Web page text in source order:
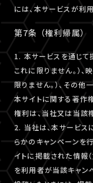
には、本サービスが利
第7条 （権利帰属）
1. 本サービスを通じて
これに限りません。）、
限りません。）、その他
本サイトに関する著作
権利は、当社又は当該
2. 当社は、本サービス
らかのキャンペーンを
イトに掲載された情報
を利用者が当該キャン